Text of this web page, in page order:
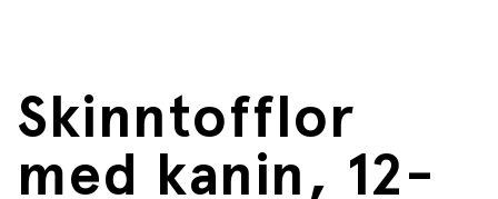
Skinntofflor
med kanin, 12-